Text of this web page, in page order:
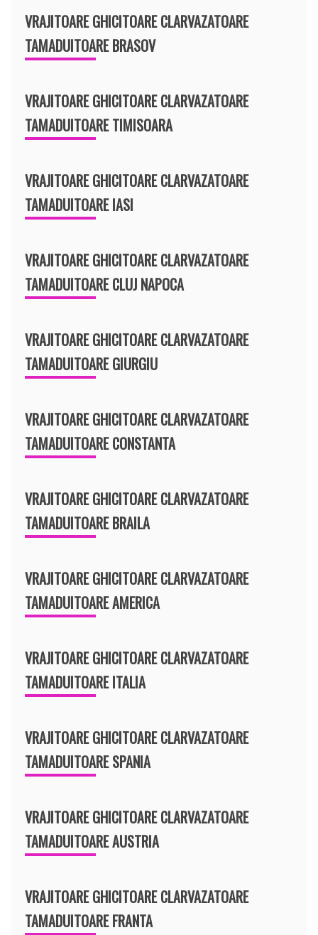
VRAJITOARE GHICITOARE CLARVAZATOARE
TAMADUITOARE BRASOV
VRAJITOARE GHICITOARE CLARVAZATOARE
TAMADUITOARE TIMISOARA
VRAJITOARE GHICITOARE CLARVAZATOARE
TAMADUITOARE IASI
VRAJITOARE GHICITOARE CLARVAZATOARE
TAMADUITOARE CLUJ NAPOCA
VRAJITOARE GHICITOARE CLARVAZATOARE
TAMADUITOARE GIURGIU
VRAJITOARE GHICITOARE CLARVAZATOARE
TAMADUITOARE CONSTANTA
VRAJITOARE GHICITOARE CLARVAZATOARE
TAMADUITOARE BRAILA
VRAJITOARE GHICITOARE CLARVAZATOARE
TAMADUITOARE AMERICA
VRAJITOARE GHICITOARE CLARVAZATOARE
TAMADUITOARE ITALIA
VRAJITOARE GHICITOARE CLARVAZATOARE
TAMADUITOARE SPANIA
VRAJITOARE GHICITOARE CLARVAZATOARE
TAMADUITOARE AUSTRIA
VRAJITOARE GHICITOARE CLARVAZATOARE
TAMADUITOARE FRANTA